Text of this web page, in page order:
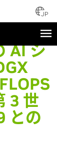
JP
AI シ
3 世
との